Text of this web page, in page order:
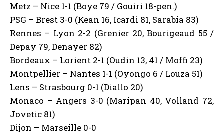
Metz – Nice 1-1 (Boye 79 / Gouiri 18-pen.)
PSG – Brest 3-0 (Kean 16, Icardi 81, Sarabia 83)
Rennes – Lyon 2-2 (Grenier 20, Bourigeaud 55 /
Depay 79, Denayer 82)
Bordeaux – Lorient 2-1 (Oudin 13, 41 / Moffi 23)
Montpellier – Nantes 1-1 (Oyongo 6 / Louza 51)
Lens – Strasbourg 0-1 (Diallo 20)
Monaco – Angers 3-0 (Maripan 40, Volland 72,
Jovetic 81)
Dijon – Marseille 0-0